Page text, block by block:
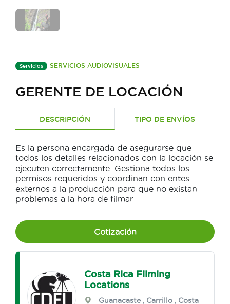
Servicios SERVICIOS AUDIOVISUALES
GERENTE DE LOCACIÓN
DESCRIPCIÓN TIPO DE ENVÍOS
Es la persona encargada de asegurarse que
todos los detalles relacionados con la locación se
ejecuten correctamente. Gestiona todos los
permisos requeridos y coordinan con entes
externos a la producción para que no existan
problemas a la hora de filmar
Cotización
Costa Rica Filming
Locations
Guanacaste , Carrillo , Costa